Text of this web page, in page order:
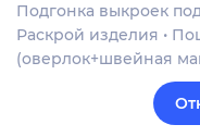
Подгонка выкроек
Раскрой изделия •
(оверлок+швейная